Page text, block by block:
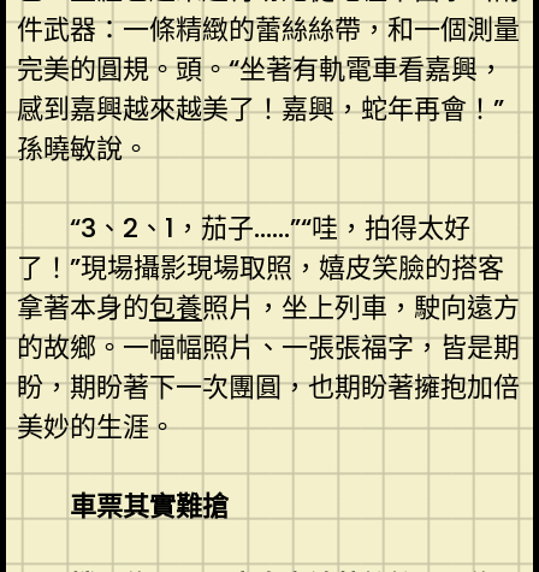
件武器：一條精緻的蕾絲絲帶，和一個測量
完美的圓規。頭。“坐著有軌電車看嘉興，
感到嘉興越來越美了！嘉興，蛇年再會！”
孫曉敏說。
“3、2、1，茄子……”“哇，拍得太好
了！”現場攝影現場取照，嬉皮笑臉的搭客
拿著本身的包養照片，坐上列車，駛向遠方
的故鄉。一幅幅照片、一張張福字，皆是期
盼，期盼著下一次團圓，也期盼著擁抱加倍
美妙的生涯。
車票其實難搶